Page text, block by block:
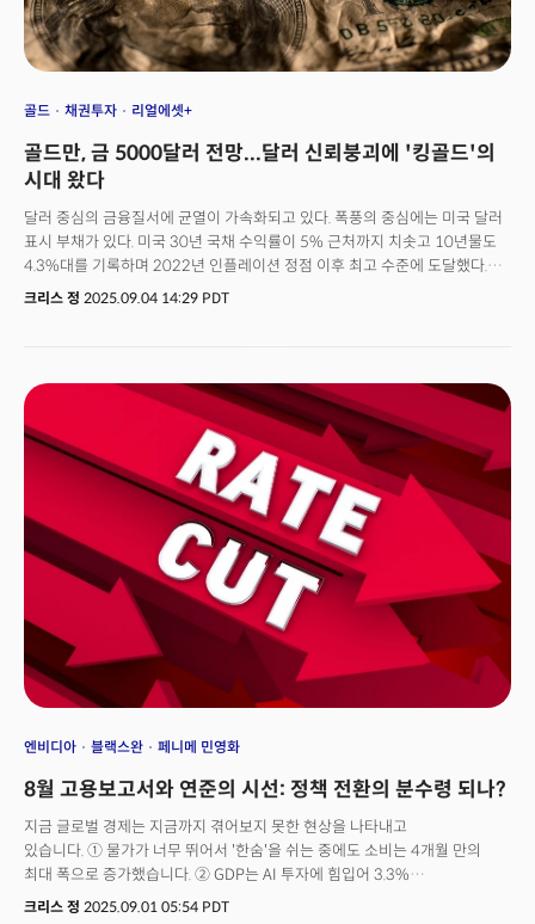
급등했다. 업체들이 관세 인상에 앞서 재고를 비축하려고 서둘렀기 때문이다.
이는 결과적으로 기업들의 합리적 판단을 마비시키는 가장 큰 리스크가 됐다.
전직 목재 트레이더인 스틴슨 딘은 "구매자들이 실제 수요보다는 수입세
여부를 확신할 수 없어 재고 비축을 아예 포기하고 필요할 때마다 즉석에서
손해였다. 50대 50이니까 그냥 손 놓고 있었다"는 게 그의 설명이다.
골드 채권투자 리얼에셋+
골드만, 금 5000달러 전망...달러 신뢰붕괴에 '킹골드'의
시대 왔다
달러 중심의 금융질서에 균열이 가속화되고 있다. 폭풍의 중심에는 미국 달러
표시 부채가 있다. 미국 30년 국채 수익률이 5% 근처까지 치솟고 10년물도
4.3%대를 기록하며 2022년 인플레이션 정점 이후 최고 수준에 도달했다.
미국 정부가 발행하는 국채에 대한 믿음이 점점 약화되고 있다는 의미다. 반면
'무위험 자산'이 아니라는 인식의 확산에 있다. 연간 재정적자가 2조 달러를
넘어서면서 국채 발행이 급증했지만 전통적 매입국인 일본과 중국은 구매를
줄이고 있다. 특히 중국은 달러를 대폭 줄이고 금으로 갈아탄지 오래다. 이로
인해 국채 입찰이 부진을 보이면서 수급 불균형 우려가 커지고 있는 것이다.더
심각한 문제는 시장 심리의 변화다. 과거 위기 때마다 자금이 몰려들던 미국
국채를 이제 투자자들이 의심의 눈초리로 바라보고 있다. 정부 부채 확대와
재정 규율 약화에 대한 우려가 채권 금리를 끌어올리는 주요 동력이 되고 있다.
이는 전통적인 '위험 자산은 팔고 안전 자산은 사라'는 투자 원칙이 더 이상
통하지 않음을 의미한다.현재 달러에 대한 가장 큰 위협은 연준의 독립성
문제다. 중앙은행에 대한 트럼프 행정부의 정치적 개입 시도가 달러 신뢰도를
직격하고 있다. 트럼프 대통령이 연준 인사 해임 가능성을 공개 언급하고 일부
공화당 의원들이 연준 금리 결정에 대한 의회 감시를 강화하는 법안을
추진하면서 중앙은행 독립성에 대한 우려가 확산되고 있다.시장이 정말
두려워하는 것은 금리 인하나 인상의 문제가 아니다. 통화정책이 경제
예측하기 어려워지면 달러 기반 전체 금융시스템의 안정성에 의문이
대비 지난 5년 동안 무려 50%의 가치가 떨어졌다.
크리스 정 2025.09.04 14:29 PDT
엔비디아 블랙스완 페니메 민영화
8월 고용보고서와 연준의 시선: 정책 전환의 분수령 되나?
지금 글로벌 경제는 지금까지 겪어보지 못한 현상을 나타내고
있습니다. ① 물가가 너무 뛰어서 '한숨'을 쉬는 중에도 소비는 4개월 만의
최대 폭으로 증가했습니다. ② GDP는 AI 투자에 힘입어 3.3%
성장했지만, 기관투자자 91%는 주식시장이 고평가됐다고 판단합니다. ③
크리스 정 2025.09.01 05:54 PDT